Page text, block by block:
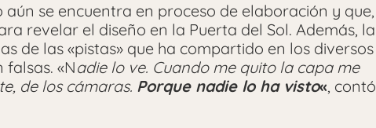
aún se encuentra en proceso de elaboración y que,
revelar el diseño en la Puerta del Sol. Además, la
de las «pistas» que ha compartido en los diversos
«Nadie lo ve. Cuando me quito la capa me
de los cámaras. Porque nadie lo ha visto«, contó